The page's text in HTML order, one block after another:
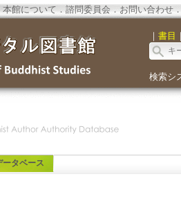
本館について．諮問委員会． お問い合わせ．
｜ 書目 ｜
検索シ
ータベース